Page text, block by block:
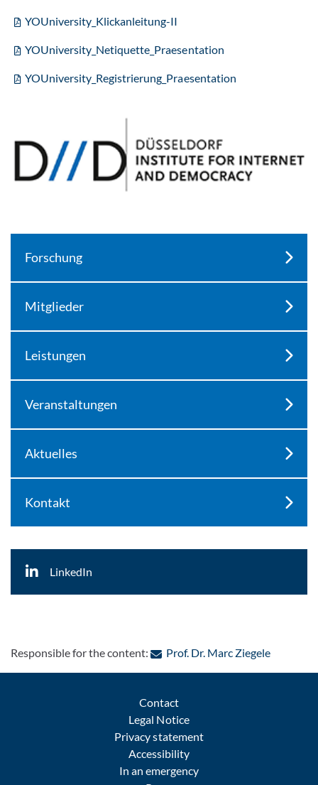
YOUniversity_Klickanleitung-II
YOUniversity_Netiquette_Praesentation
YOUniversity_Registrierung_Praesentation
Forschung
Mitglieder
Leistungen
Veranstaltungen
Aktuelles
Kontakt
LinkedIn
Responsible for the content: Prof. Dr. Marc Ziegele: Contact
Contact
Legal Notice
Privacy statement
Accessibility
In an emergency